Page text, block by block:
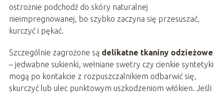
ostrożnie podchodź do skóry naturalnej
nieimpregnowanej, bo szybko zaczyna się przesuszać,
kurczyć i pękać.
Szczególnie zagrożone są delikatne tkaniny odzieżowe
– jedwabne sukienki, wełniane swetry czy cienkie syntetyki
mogą po kontakcie z rozpuszczalnikiem odbarwić się,
skurczyć lub ulec punktowym uszkodzeniom włókien. Jeśli